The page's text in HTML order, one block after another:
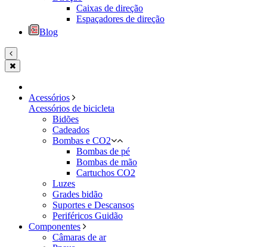
Caixas de direção
Espaçadores de direção
Blog
Acessórios
Acessórios de bicicleta
Bidões
Cadeados
Bombas e CO2
Bombas de pé
Bombas de mão
Cartuchos CO2
Luzes
Grades bidão
Suportes e Descansos
Periféricos Guidão
Componentes
Câmaras de ar